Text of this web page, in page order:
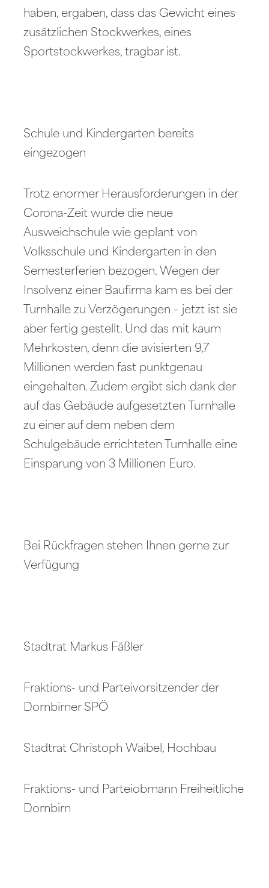
haben, ergaben, dass das Gewicht eines
zusätzlichen Stockwerkes, eines
Sportstockwerkes, tragbar ist.
Schule und Kindergarten bereits
eingezogen
Trotz enormer Herausforderungen in der
Corona-Zeit wurde die neue
Ausweichschule wie geplant von
Volksschule und Kindergarten in den
Semesterferien bezogen. Wegen der
Insolvenz einer Baufirma kam es bei der
Turnhalle zu Verzögerungen – jetzt ist sie
aber fertig gestellt. Und das mit kaum
Mehrkosten, denn die avisierten 9,7
Millionen werden fast punktgenau
eingehalten. Zudem ergibt sich dank der
auf das Gebäude aufgesetzten Turnhalle
zu einer auf dem neben dem
Schulgebäude errichteten Turnhalle eine
Einsparung von 3 Millionen Euro.
Bei Rückfragen stehen Ihnen gerne zur
Verfügung
Stadtrat Markus Fäßler
Fraktions- und Parteivorsitzender der
Dornbirner SPÖ
Stadtrat Christoph Waibel, Hochbau
Fraktions- und Parteiobmann Freiheitliche
Dornbirn